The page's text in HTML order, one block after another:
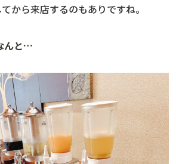
から来店するのもありですね。
んと…